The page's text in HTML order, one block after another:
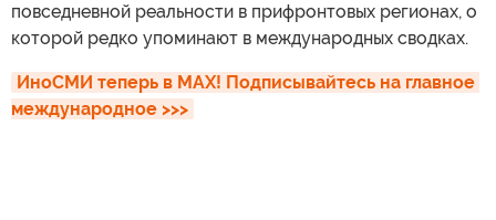
повседневной реальности в прифронтовых регионах, о
которой редко упоминают в международных сводках.
ИноСМИ теперь в MAX! Подписывайтесь на главное
международное >>>